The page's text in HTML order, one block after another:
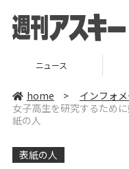
ニュース
home > インフォ
女子高生を研究するため
紙の人
表紙の人